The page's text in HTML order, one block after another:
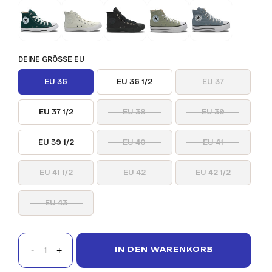
DEINE GRÖSSE EU
EU 36 EU 36 1/2 EU 37
EU 37 1/2 EU 38 EU 39
EU 39 1/2 EU 40 EU 41
EU 41 1/2 EU 42 EU 42 1/2
EU 43
IN DEN WARENKORB